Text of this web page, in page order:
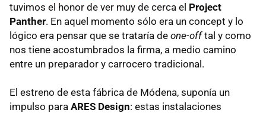
tuvimos el honor de ver muy de cerca el Project
Panther. En aquel momento sólo era un concept y lo
lógico era pensar que se trataría de one-offtal y como
nos tiene acostumbrados la firma, a medio camino
entre un preparador y carrocero tradicional.
El estreno de esta fábrica de Módena, suponía un
impulso para ARES Design: estas instalaciones